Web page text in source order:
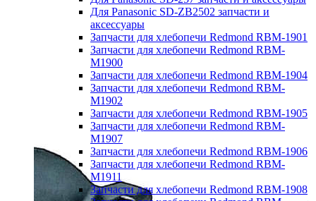
Для Panasonic SD-ZB2502 запчасти и
аксессуары
Запчасти для хлебопечи Redmond RBM-1901
Запчасти для хлебопечи Redmond RBM-
M1900
Запчасти для хлебопечи Redmond RBM-1904
Запчасти для хлебопечи Redmond RBM-
M1902
Запчасти для хлебопечи Redmond RBM-1905
Запчасти для хлебопечи Redmond RBM-
M1907
Запчасти для хлебопечи Redmond RBM-1906
Запчасти для хлебопечи Redmond RBM-
M1911
Запчасти для хлебопечи Redmond RBM-1908